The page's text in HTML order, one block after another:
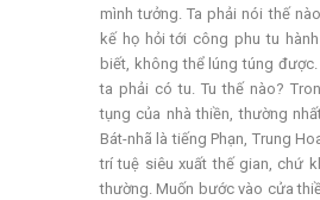
mình tưởng. Ta phải nói thế
kế họ hỏi tới công phu tu
biết, không thể lúng túng
ta phải có tu. Tu thế nào?
tụng của nhà thiền, thường
Bát-nhã là tiếng Phạn, Trung
trí tuệ siêu xuất thế gian, chứ
thường. Muốn bước vào cửa